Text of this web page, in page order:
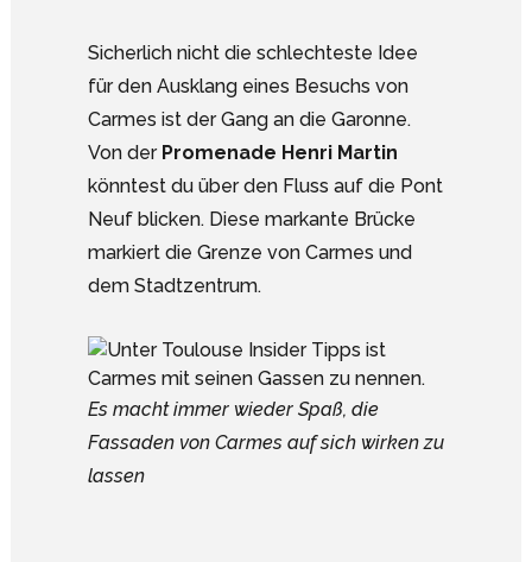
Sicherlich nicht die schlechteste Idee
für den Ausklang eines Besuchs von
Carmes ist der Gang an die Garonne.
Von der Promenade Henri Martin
könntest du über den Fluss auf die Pont
Neuf blicken. Diese markante Brücke
markiert die Grenze von Carmes und
dem Stadtzentrum.
Es macht immer wieder Spaß, die
Fassaden von Carmes auf sich wirken zu
lassen